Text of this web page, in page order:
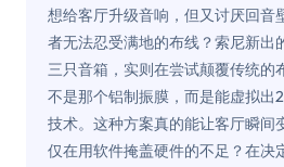
想给客厅升级音响，但又讨厌回音
者无法忍受满地的布线？索尼新出
三只音箱，实则在尝试颠覆传统的
不是那个铝制振膜，而是能虚拟出
技术。这种方案真的能让客厅瞬间
仅在用软件掩盖硬件的不足？在决